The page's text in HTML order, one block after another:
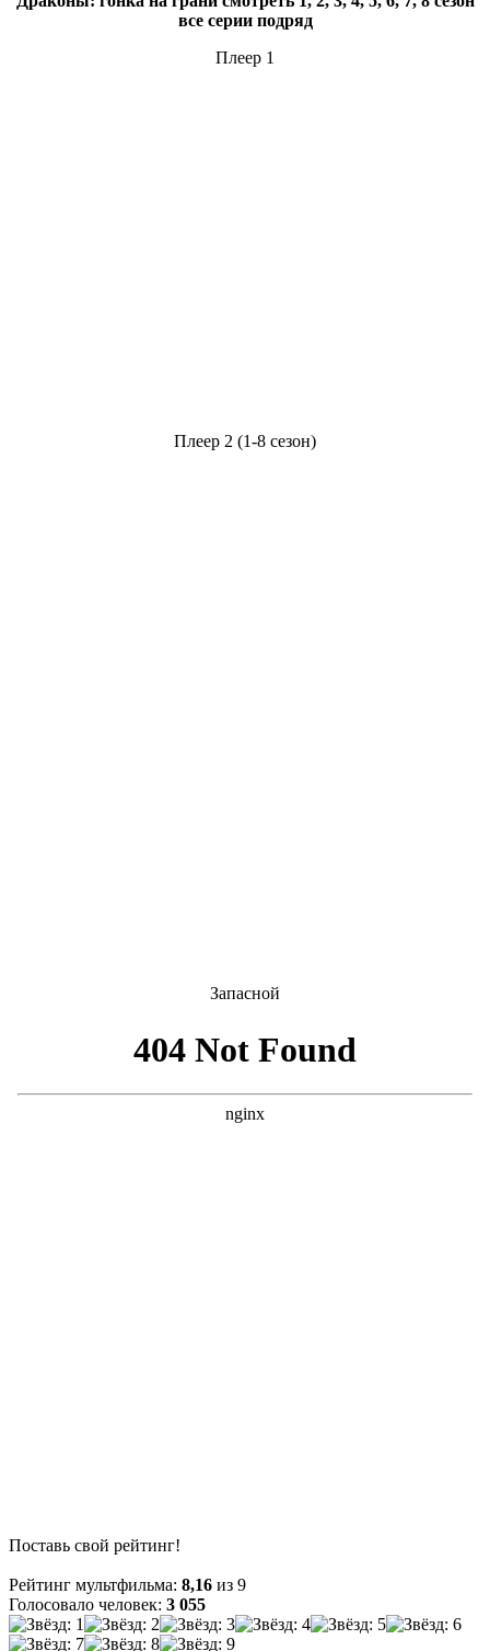
все серии подряд
Плеер 1
Плеер 2 (1-8 сезон)
Запасной
Поставь свой рейтинг!
Рейтинг мультфильма: 8,16 из 9
Голосовало человек: 3 055